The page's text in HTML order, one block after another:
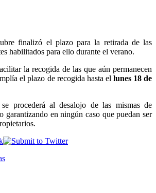
finalizó el plazo para la retirada de las
habilitados para ello durante el verano.
la recogida de las que aún permanecen
el plazo de recogida hasta el lunes 18 de
procederá al desalojo de las mismas de
garantizando en ningún caso que puedan ser